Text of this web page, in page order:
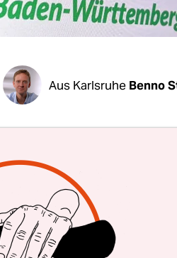
Aus Karlsruhe Benno
Stärkt oder spaltet die
Diskussion hat Winfried
als er die junge Partei
bezeichnet hat, weil sie
Jetzt, nachdem die